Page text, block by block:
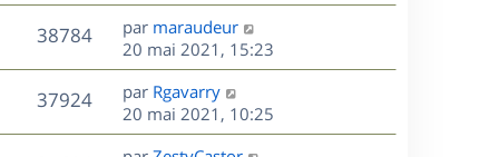
a
g
e
e
s
s
a
g
e
e
r
m
e
s
s
a
u
r
n
i
e
r
m
e
38784V
u
D
e
r
n
i
e
par maraudeur
20 mai 2021, 15:23
37924V
u
D
e
r
par Rgavarry
20 mai 2021, 10:25